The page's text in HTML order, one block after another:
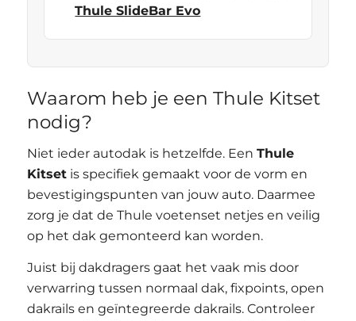
Thule SlideBar Evo
Waarom heb je een Thule Kitset
nodig?
Niet ieder autodak is hetzelfde. EenThule
Kitset is specifiek gemaakt voor de vorm en
bevestigingspunten van jouw auto. Daarmee
zorg je dat de Thule voetenset netjes en veilig
op het dak gemonteerd kan worden.
Juist bij dakdragers gaat het vaak mis door
verwarring tussen normaal dak, fixpoints, open
dakrails en geïntegreerde dakrails. Controleer